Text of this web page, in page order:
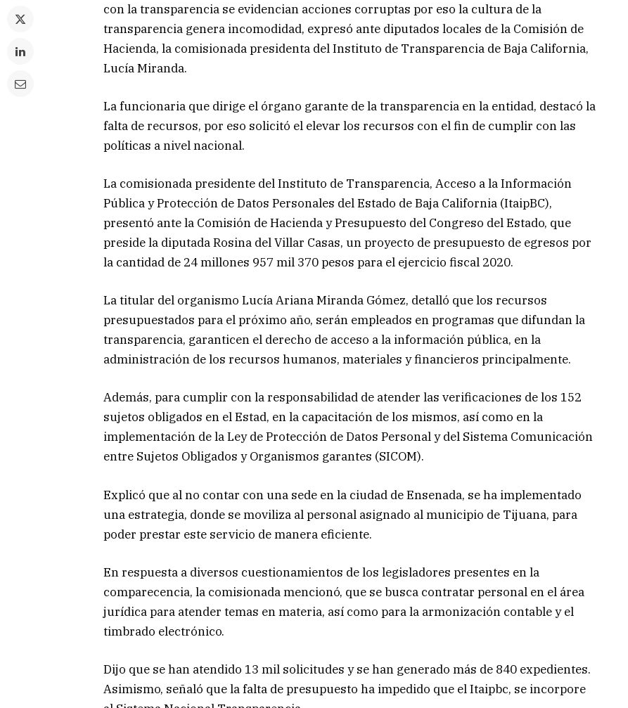
con la transparencia se evidencian acciones corruptas por eso la cultura de la
transparencia genera incomodidad, expresó ante diputados locales de la Comisión de
Hacienda, la comisionada presidenta del Instituto de Transparencia de Baja California,
Lucía Miranda.
La funcionaria que dirige el órgano garante de la transparencia en la entidad, destacó la
falta de recursos, por eso solicitó el elevar los recursos con el fin de cumplir con las
políticas a nivel nacional.
La comisionada presidente del Instituto de Transparencia, Acceso a la Información
Pública y Protección de Datos Personales del Estado de Baja California (ItaipBC),
presentó ante la Comisión de Hacienda y Presupuesto del Congreso del Estado, que
preside la diputada Rosina del Villar Casas, un proyecto de presupuesto de egresos por
la cantidad de 24 millones 957 mil 370 pesos para el ejercicio fiscal 2020.
La titular del organismo Lucía Ariana Miranda Gómez, detalló que los recursos
presupuestados para el próximo año, serán empleados en programas que difundan la
transparencia, garanticen el derecho de acceso a la información pública, en la
administración de los recursos humanos, materiales y financieros principalmente.
Además, para cumplir con la responsabilidad de atender las verificaciones de los 152
sujetos obligados en el Estad, en la capacitación de los mismos, así como en la
implementación de la Ley de Protección de Datos Personal y del Sistema Comunicación
entre Sujetos Obligados y Organismos garantes (SICOM).
Explicó que al no contar con una sede en la ciudad de Ensenada, se ha implementado
una estrategia, donde se moviliza al personal asignado al municipio de Tijuana, para
poder prestar este servicio de manera eficiente.
En respuesta a diversos cuestionamientos de los legisladores presentes en la
comparecencia, la comisionada mencionó, que se busca contratar personal en el área
jurídica para atender temas en materia, así como para la armonización contable y el
timbrado electrónico.
Dijo que se han atendido 13 mil solicitudes y se han generado más de 840 expedientes.
Asimismo, señaló que la falta de presupuesto ha impedido que el Itaipbc, se incorpore